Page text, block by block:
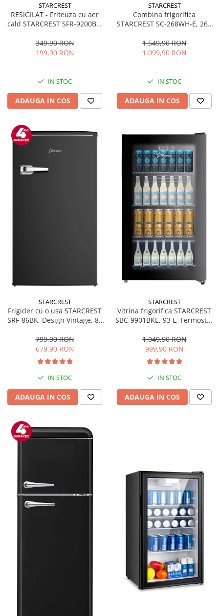
STARCREST
RESIGILAT - Friteuza cu aer
cald STARCREST SFR-9200BK,
Termostat 80 - 200 °C, 8
programe predefinite, Negru
349,90 RON
199,90 RON
IN STOC
ADAUGA IN COS
STARCREST
Combina frigorifica
STARCREST SC-268WH-E, 268
Termostat reglabil, Iluminare
LED, Picioare ajustabile, Usi
1.549,90 RON
1.099,90 RON
IN STOC
ADAUGA IN COS
STARCREST
Frigider cu o usa STARCREST
SRF-86BK, Design Vintage, 85
interioara, H 84 cm, Negru
799,90 RON
679,90 RON
IN STOC
ADAUGA IN COS
STARCREST
Vitrina frigorifica STARCREST
SBC-9901BKE, 93 L, Termostat
sticla, H 84.5 cm, Negru
1.049,90 RON
999,90 RON
IN STOC
ADAUGA IN COS